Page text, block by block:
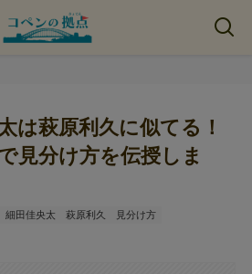
は萩原利久に似てる！
見分け方を伝授しま
細田佳央太 萩原利久 見分け方